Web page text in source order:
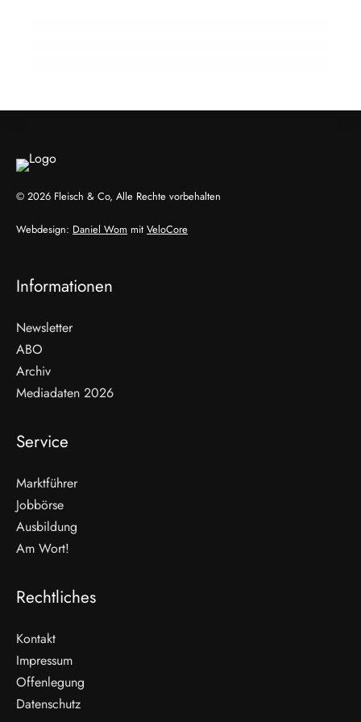
WEITERLESEN
Nicht verpassen
© 2026 Fleisch & Co, Alle Rechte vorbehalten
Webdesign: Daniel Wom mit VeloCore
Informationen
Newsletter
ABO
Archiv
Mediadaten 2026
Service
Marktführer
Jobbörse
Ausbildung
Am Wort!
Rechtliches
Kontakt
Impressum
Offenlegung
Datenschutz